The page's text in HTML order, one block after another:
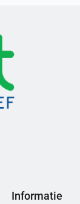
Informatie